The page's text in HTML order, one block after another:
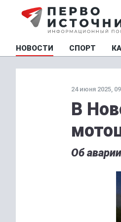
НОВОСТИ СПОРТ
24 июня 2025,
В
Об